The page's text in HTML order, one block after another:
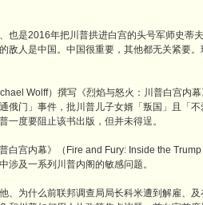
也是2016年把川普拱进白宫的头号军师史蒂
敌人是中国。中国很重要，其他都无关紧要
Wolff）撰写《烈焰与怒火：川普白宫内
俄门」事件，批川普儿子女婿「叛国」且「
一度要阻止该书出版，但并未得逞。
白宫内幕》（Fire and Fury: Inside the
涉及一系列川普内阁的敏感问题。
、为什么前联邦调查局局长科米遭到解雇、